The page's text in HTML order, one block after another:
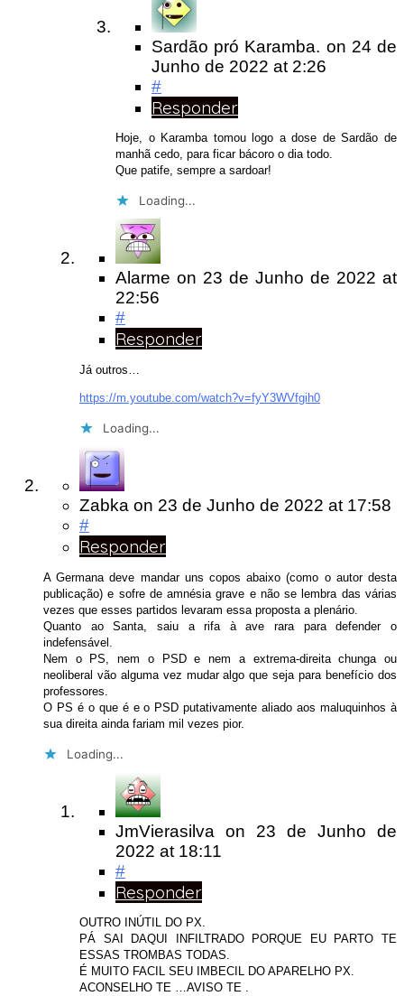
Sardão pró Karamba. on 24 de
Junho de 2022 at 2:26
#
Responder
Hoje, o Karamba tomou logo a dose de Sardão de
manhã cedo, para ficar bácoro o dia todo.
Que patife, sempre a sardoar!
Loading...
Alarme on 23 de Junho de 2022 at
22:56
#
Responder
Já outros…
https://m.youtube.com/watch?v=fyY3WVfgih0
Loading...
Zabka on 23 de Junho de 2022 at 17:58
#
Responder
A Germana deve mandar uns copos abaixo (como o autor desta
publicação) e sofre de amnésia grave e não se lembra das várias
vezes que esses partidos levaram essa proposta a plenário.
Quanto ao Santa, saiu a rifa à ave rara para defender o
indefensável.
Nem o PS, nem o PSD e nem a extrema-direita chunga ou
neoliberal vão alguma vez mudar algo que seja para benefício dos
professores.
O PS é o que é e o PSD putativamente aliado aos maluquinhos à
sua direita ainda fariam mil vezes pior.
Loading...
JmVierasilva on 23 de Junho de
2022 at 18:11
#
Responder
OUTRO INÚTIL DO PX.
PÁ SAI DAQUI INFILTRADO PORQUE EU PARTO TE
ESSAS TROMBAS TODAS.
É MUITO FACIL SEU IMBECIL DO APARELHO PX.
ACONSELHO TE …AVISO TE .